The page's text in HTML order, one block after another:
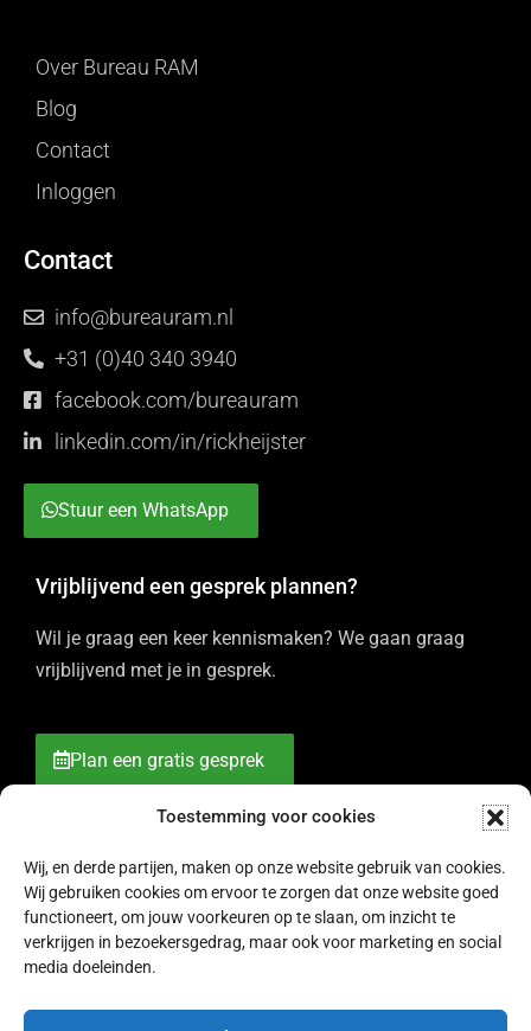
Toestemming voor cookies
Wij, en derde partijen, maken op onze website gebruik van cookies.
Wij gebruiken cookies om ervoor te zorgen dat onze website goed
functioneert, om jouw voorkeuren op te slaan, om inzicht te
verkrijgen in bezoekersgedrag, maar ook voor marketing en social
media doeleinden.
Over Bureau RAM
Blog
Contact
Inloggen
Contact
info@bureauram.nl
+31 (0)40 340 3940
facebook.com/bureauram
linkedin.com/in/rickheijster
Stuur een WhatsApp
Vrijblijvend een gesprek plannen?
Wil je graag een keer kennismaken? We gaan graag
vrijblijvend met je in gesprek.
Plan een gratis gesprek